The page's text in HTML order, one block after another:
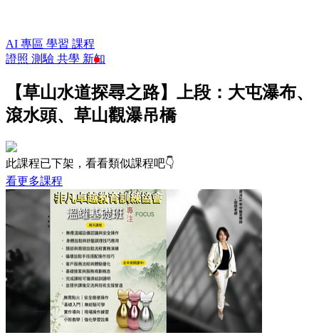
AI 專區 學習 課程
證照 測驗 共學 新知
【草山水道探尋之路】上段：大屯瀑布、
滾水頭、草山觀瀑吊橋
此課程已下架，看看類似課程吧👇
看更多課程